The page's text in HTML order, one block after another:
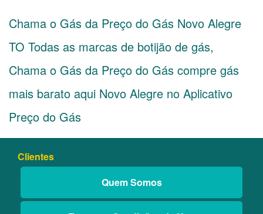
Chama o Gás da Preço do Gás Novo Alegre
TO Todas as marcas de botijão de gás,
Chama o Gás da Preço do Gás compre gás
mais barato aqui Novo Alegre no Aplicativo
Preço do Gás
Clientes
Quem Somos